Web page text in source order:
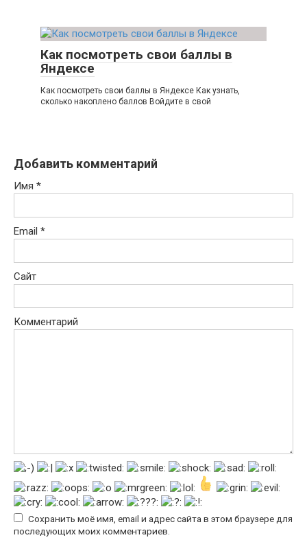
Как посмотреть свои баллы в
Яндексе
Как посмотреть свои баллы в Яндексе Как узнать,
сколько накоплено баллов Войдите в свой
Добавить комментарий
Имя *
Email *
Сайт
Комментарий
Сохранить моё имя, email и адрес сайта в этом браузере для
последующих моих комментариев.